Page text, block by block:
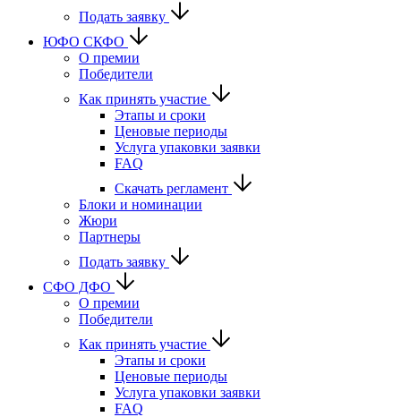
Подать заявку
ЮФО СКФО
О премии
Победители
Как принять участие
Этапы и сроки
Ценовые периоды
Услуга упаковки заявки
FAQ
Скачать регламент
Блоки и номинации
Жюри
Партнеры
Подать заявку
CФО ДФО
О премии
Победители
Как принять участие
Этапы и сроки
Ценовые периоды
Услуга упаковки заявки
FAQ